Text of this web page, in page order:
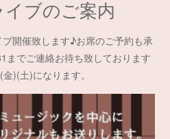
ブのご案内
開催致します♪お席のご予約も承
でご連絡お待ち致しております
)(土)になります。